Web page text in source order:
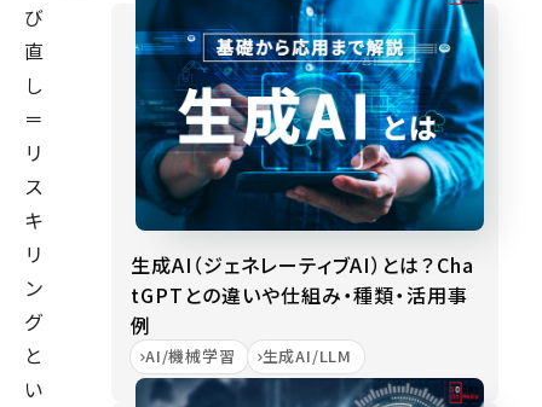
び
直
し
＝
リ
ス
キ
リ
ン
グ
と
い
生成AI（ジェネレーティブAI）とは？Cha
tGPTとの違いや仕組み・種類・活用事
例
AI/機械学習 生成AI/LLM